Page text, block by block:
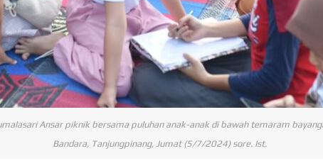
Ansar piknik bersama puluhan anak-anak di bawah temaram
Bandara, Tanjungpinang, Jumat (5/7/2024) sore. Ist.